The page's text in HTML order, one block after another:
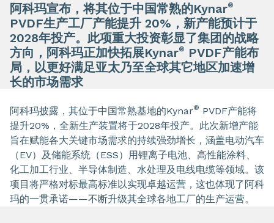
阿科玛宣布，将其位于中国常熟的Kynar®
PVDF生产工厂产能提升 20%，新产能预计于
2028年投产。此项重大投资彰显了集团的战略
方向，阿科玛正加快拓展Kynar®
PVDF产能布
局，以更好满足亚太乃至全球其它地区加速增
长的市场需求
阿科玛披露，其位于中国常熟基地的Kynar® PVDF产能将
提升20%，全新生产装置将于2028年投产。此次新增产能
旨在赋能各大关键市场需求的持续强劲增长，涵盖电动汽车
（EV）及储能系统（ESS）用锂离子电池、高性能涂料、
化工加工行业、半导体制造、水处理及电线电缆等领域。该
项目将严格对标最高标准以实现卓越运营，这也体现了阿科
玛的一贯承诺——不断升级其全球各地工厂的生产运营。